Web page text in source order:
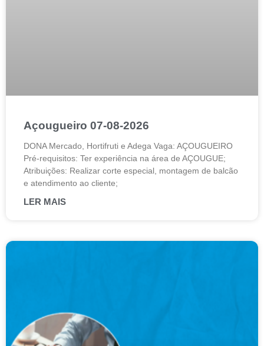
Açougueiro 07-08-2026
DONA Mercado, Hortifruti e Adega Vaga: AÇOUGUEIRO
Pré-requisitos: Ter experiência na área de AÇOUGUE;
Atribuições: Realizar corte especial, montagem de balcão
e atendimento ao cliente;
LER MAIS